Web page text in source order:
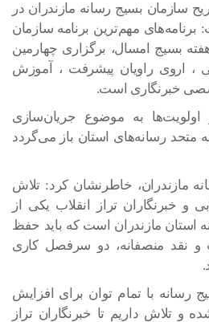
سازمان بسیج رسانه مازندران در
مهم‌ترین برنامه سازمان
بسیج امسال، برگزاری چهارمین
، اروی راویان پیشرفت ، آموزش
خبرنگاری است.
به موضوع جریان‌سازی
متحد رسانه‌های استان باز می‌گردد
مازندران، خاطرنشان کرد: تلاش
و خبرنگاران تراز انقلاب یکی از
استان مازندران است که باید حفظ
و نقد منصفانه، دو سرفصل کاری
رسانه با تمام توان برای افزایش
و تلاش داریم تا خبرنگاران تراز